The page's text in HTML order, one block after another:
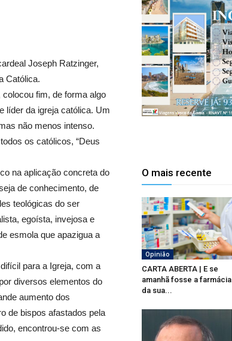
Joseph Ratzinger,
Católica.
fim, de forma algo
líder da igreja católica. Um
não menos intenso.
os católicos, “Deus
na aplicação concreta do
de conhecimento, de
teológicas do ser
egoísta, invejosa e
esmola que apazigua a
para a Igreja, com a
diversos elementos do
aumento dos
de bispos afastados pela
encontrou-se com as
O mais recente
Opinião
CARTA ABERTA | E se
amanhã fosse a farmácia
da sua...